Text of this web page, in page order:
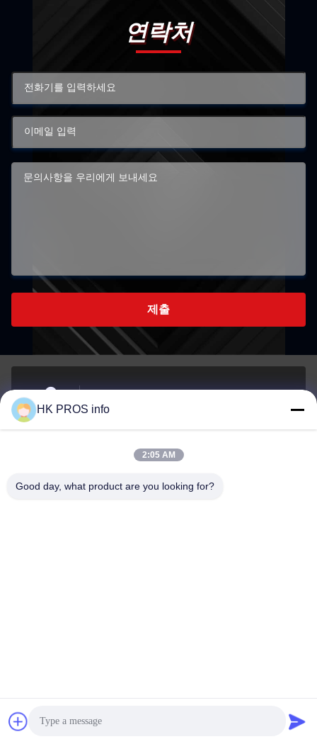
최상의 가격을 얻으세요
연락처
제출
주소
경제 개발 지역, 산헤 지방
이메일
info@chppros.com
HUAKANG TRADING LIMITED
HK PROS info
2:05 AM
Good day, what product are you looking for?